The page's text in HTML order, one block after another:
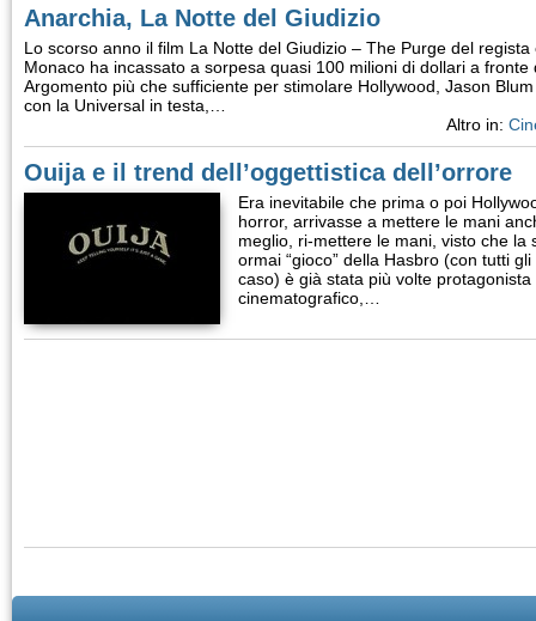
Anarchia, La Notte del Giudizio
Lo scorso anno il film La Notte del Giudizio – The Purge del
Monaco ha incassato a sorpesa quasi 100 milioni di dollari a
Argomento più che sufficiente per stimolare Hollywood, Jason
con la Universal in testa,…
Altro in:
Ouija e il trend dell’oggettistica dell’orrore
Era inevitabile che prima o poi
horror, arrivasse a mettere le mani
meglio, ri-mettere le mani, visto che la
ormai “gioco” della Hasbro (con tutti
caso) è già stata più volte
cinematografico,…